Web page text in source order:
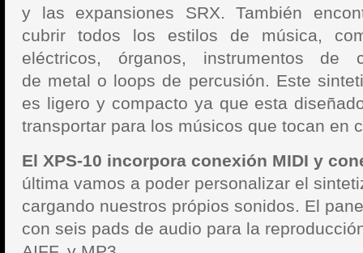
y las expansiones SRX. También
cubrir todos los estilos de música,
eléctricos, órganos, instrumentos de
de metal o loops de percusión. Este
es ligero y compacto ya que esta
transportar para los músicos que tocan en
El XPS-10 incorpora conexión MIDI y
última vamos a poder personalizar el
cargando nuestros própios sonidos. El
con seis pads de audio para la